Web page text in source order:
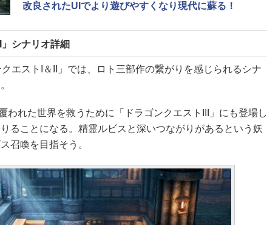
改良されたUIでより遊びやすくなり現代に蘇る！
」シナリオ詳細
エストI＆II」では、ロト三部作の繋がりを感じられるシナ
われた世界を救うために「ドラゴンクエストIII」にも登場し
ることになる。精霊ルビスと深いつながりがあるという妖
召喚を目指そう。